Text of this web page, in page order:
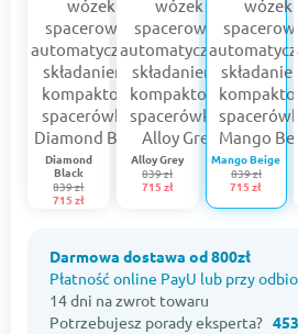
Diamond
Black
839 zł
715 zł
Alloy Grey
839 zł
715 zł
Mango Beige
839 zł
715 zł
Darmowa dostawa od 800zł
Płatność online PayU lub przy
14 dni na zwrot towaru
Potrzebujesz porady eksperta?